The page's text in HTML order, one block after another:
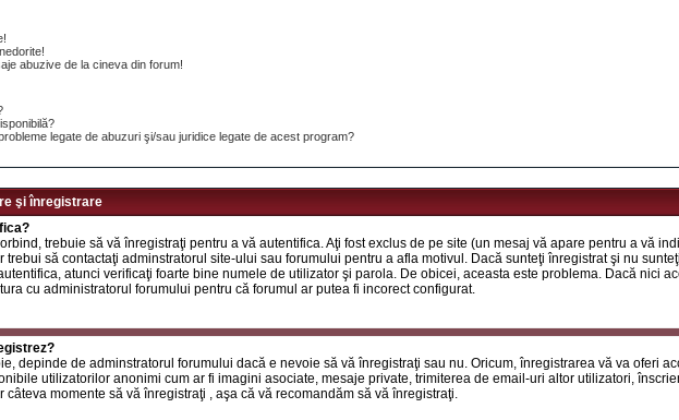
abuzive de la cineva din forum!
legate de abuzuri şi/sau juridice legate de acest program?
şi înregistrare
trebuie să vă înregistraţi pentru a vă autentifica. Aţi fost exclus de pe site (un mesaj vă apare pentru a vă
trebui să contactaţi adminstratorul site-ului sau forumului pentru a afla motivul. Dacă sunteţi înregistrat şi nu sunteţi
atunci verificaţi foarte bine numele de utilizator şi parola. De obicei, aceasta este problema. Dacă nici
cu administratorul forumului pentru că forumul ar putea fi incorect configurat.
depinde de adminstratorul forumului dacă e nevoie să vă înregistraţi sau nu. Oricum, înregistrarea vă va oferi
utilizatorilor anonimi cum ar fi imagini asociate, mesaje private, trimiterea de email-uri altor utilizatori,
câteva momente să vă înregistraţi , aşa că vă recomandăm să vă înregistraţi.